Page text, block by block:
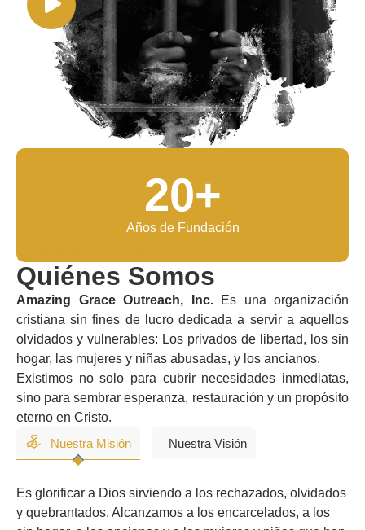
Años de Fundación
20+
Quiénes Somos
Amazing Grace Outreach, Inc.
Es una organización
cristiana sin fines de lucro dedicada a servir a aquellos
olvidados y vulnerables: Los privados de libertad, los sin
hogar, las mujeres y niñas abusadas, y los ancianos.
Existimos no solo para cubrir necesidades inmediatas,
sino para sembrar esperanza, restauración y un propósito
eterno en Cristo.
Nuestra Misión
Nuestra Visión
Es glorificar a Dios sirviendo a los rechazados, olvidados
y quebrantados. Alcanzamos a los encarcelados, a los